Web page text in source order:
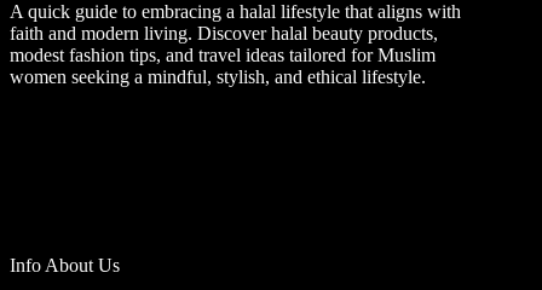
A quick guide to embracing a halal lifestyle that aligns with
faith and modern living. Discover halal beauty products,
modest fashion tips, and travel ideas tailored for Muslim
women seeking a mindful, stylish, and ethical lifestyle.
Info About Us